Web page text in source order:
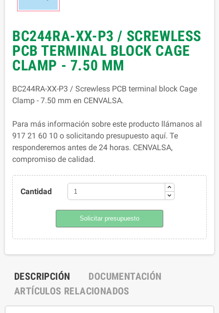
BC244RA-XX-P3 / SCREWLESS
PCB TERMINAL BLOCK CAGE
CLAMP - 7.50 MM
BC244RA-XX-P3 / Screwless PCB terminal block Cage
Clamp - 7.50 mm en CENVALSA.
Para más información sobre este producto llámanos al
917 21 60 10 o solicitando presupuesto aquí. Te
responderemos antes de 24 horas. CENVALSA,
compromiso de calidad.
Cantidad
Solicitar presupuesto
DESCRIPCIÓN
DOCUMENTACIÓN
ARTÍCULOS RELACIONADOS